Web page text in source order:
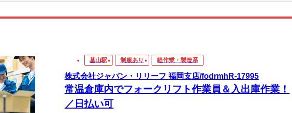
基山駅 制服あり 軽作業・製造系
株式会社ジャパン・リリーフ 福岡支店/fodrmhR-17995
常温倉庫内でフォークリフト作業員＆入出庫作業！
／日払い可